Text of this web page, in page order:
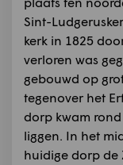
Sint-
kerk in 1825
verloren was
gebouwd op
tegenover het
dorp kwam
liggen. In het
huidige dorp de